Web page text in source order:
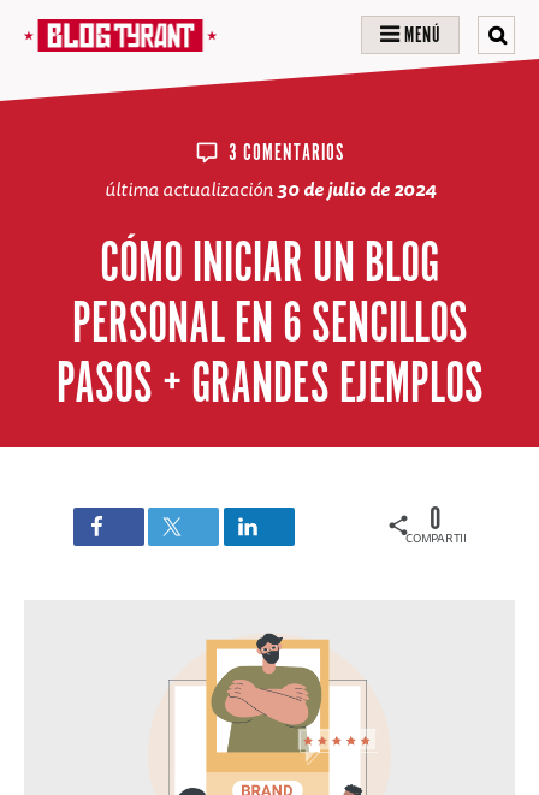
MENÚ
3 COMENTARIOS
última actualización30 de julio de 2024
CÓMO INICIAR UN BLOG
PERSONAL EN 6 SENCILLOS
PASOS + GRANDES EJEMPLOS
COMPARTIDOS
0